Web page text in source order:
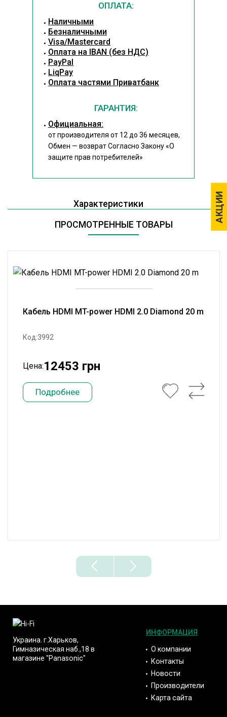
АКЦИИ
АКЦИИ
ОПЛАТА:
Наличными
Безналичными
Visa/Mastercard
Оплата на IBAN (без НДС)
PayPal
LiqPay
Оплата частями Приватбанк
ГАРАНТИЯ:
Официальная:
от производителя от 12 до 36 месяцев,
Обмен — возврат Согласно Закону«О
защите прав потребителей»
Характеристики
ПРОСМОТРЕННЫЕ ТОВАРЫ
Кабель HDMI MT-power HDMI 2.0 Diamond 20 m
Код:3992
Цена:12453 грн
Подробнее
Украина. г.Харьков,
Гимназическая наб.,18 в
магазине "Panasonic"
ИНФОРМАЦИЯ
О компании
Контакты
Новости
Производители
Карта сайта